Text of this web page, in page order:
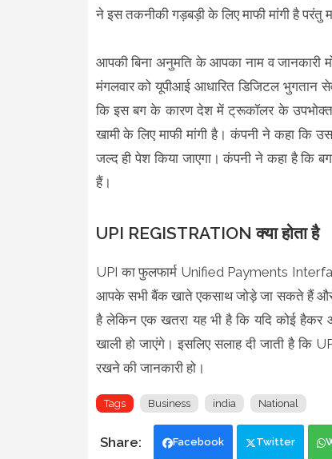
ने इस तकनीकी गड़बड़ी के लिए माफी मांगी है परंतु
आपकी बिना अनुमति के आपका नाम व जानकारी
मंगलवार को यूपीआई आधारित डिजिटल भुगतान
कि इस बग के कारण देश में ट्रूकॉलर के
खामी के लिए माफी मांगी है। कंपनी ने कहा कि
जल्द ही पेश किया जाएगा। कंपनी ने कहा है कि
हैं।
UPI REGISTRATION क्या होता है
UPI का फुलफार्म Unified Payments
आपके सभी बैंक खाते एकसाथ जोड़े जा सकते हैं और
है लेकिन एक खतरा यह भी है कि यदि कोई
खाली हो जाएंगे। इसलिए सलाह दी जाती है कि
रखने की जानकारी हो।
Tags Business india National
Facebook Twitter